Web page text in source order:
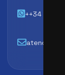
++34 648